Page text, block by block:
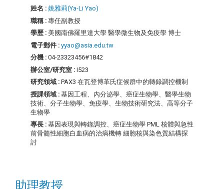
姓名 : 姚雅莉(Ya-Li Yao)
職稱 : 專任副教授
學歷 : 美國南佛羅里達大學 醫學微生物及免疫學 博士
電子郵件 : yyao@asia.edu.tw
分機 : 04-23323456#1842
辦公室/研究室 : I523
研究領域 : PAX3 在瓦登博革氏症候群中的轉錄調控機制
授課領域 : 基因工程、內分泌學、癌症生物學、醫學生物
技術、分子生物學、免疫學、生物技術研究法、高等分子
生物學
專長 : 基因表現與轉錄調控、癌症生物學 PML 核體與急性
前骨髓性細胞白血病的治病機轉 細胞核與染色質結構探
討
助理教授